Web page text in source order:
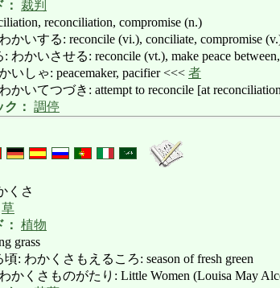
裁判
reconciliation, compromise (n.)
かいする: reconcile (vi.), conciliate, compromise
わかいさせる: reconcile (vt.), make peace between,
いしゃ: peacemaker, pacifier <<< 者
かいてつづき: attempt to reconcile [at
： 調停
くさ
草
植物
grass
: わかくさもえるころ: season of fresh green
かくさものがたり: Little Women (Louisa May